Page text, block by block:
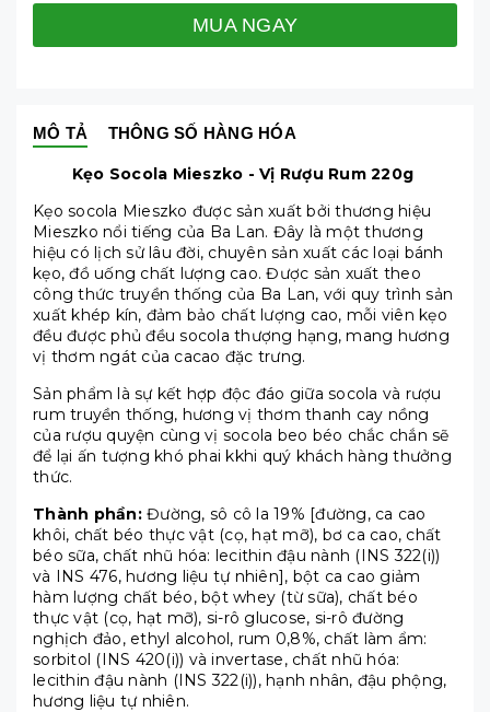
MUA NGAY
MÔ TẢ THÔNG SỐ HÀNG HÓA
Kẹo Socola Mieszko - Vị Rượu Rum 220g
Kẹo socola Mieszko được sản xuất bởi thương hiệu
Mieszko nổi tiếng của Ba Lan. Đây là một thương
hiệu có lịch sử lâu đời, chuyên sản xuất các loại bánh
kẹo, đồ uống chất lượng cao. Được sản xuất theo
công thức truyền thống của Ba Lan, với quy trình sản
xuất khép kín, đảm bảo chất lượng cao, mỗi viên kẹo
đều được phủ đều socola thượng hạng, mang hương
vị thơm ngát của cacao đặc trưng.
Sản phẩm là sự kết hợp độc đáo giữa socola và rượu
rum truyền thống, hương vị thơm thanh cay nồng
của rượu quyện cùng vị socola beo béo chắc chắn sẽ
để lại ấn tượng khó phai kkhi quý khách hàng thưởng
thức.
Thành phần: Đường, sô cô la 19% [đường, ca cao
khôi, chất béo thực vật (cọ, hạt mỡ), bơ ca cao, chất
béo sữa, chất nhũ hóa: lecithin đậu nành (INS 322(i))
và INS 476, hương liệu tự nhiên], bột ca cao giảm
hàm lượng chất béo, bột whey (từ sữa), chất béo
thực vật (cọ, hạt mỡ), si-rô glucose, si-rô đường
nghịch đảo, ethyl alcohol, rum 0,8%, chất làm ẩm:
sorbitol (INS 420(i)) và invertase, chất nhũ hóa:
lecithin đậu nành (INS 322(i)), hạnh nhân, đậu phộng,
hương liệu tự nhiên.